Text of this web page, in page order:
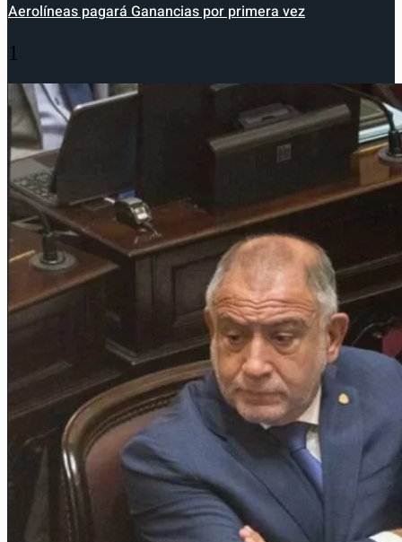
Aerolíneas pagará Ganancias por primera vez
1